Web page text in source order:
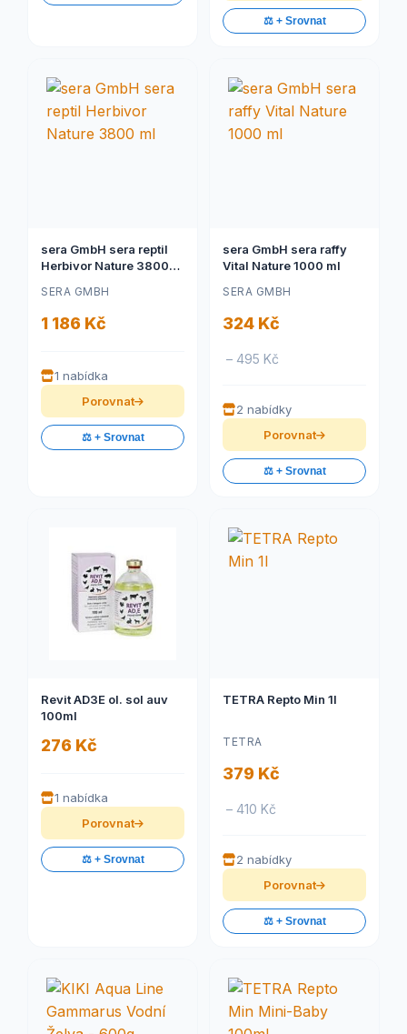
⚖️ + Srovnat
sera GmbH sera reptil
Herbivor Nature 3800
SERA GMBH
1 186 Kč
1 nabídka
Porovnat
⚖️ + Srovnat
sera GmbH sera raffy
Vital Nature 1000 ml
SERA GMBH
324 Kč
– 495 Kč
2 nabídky
Porovnat
⚖️ + Srovnat
Revit AD3E ol. sol auv
100ml
276 Kč
1 nabídka
Porovnat
⚖️ + Srovnat
TETRA Repto Min 1l
TETRA
379 Kč
– 410 Kč
2 nabídky
Porovnat
⚖️ + Srovnat